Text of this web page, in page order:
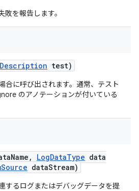
を報告します。
Description test)
合に呼び出されます。通常、テスト
のアノテーションが付いている
Name , LogDataType data
Source dataStream)
するログまたはデバッグデータを提